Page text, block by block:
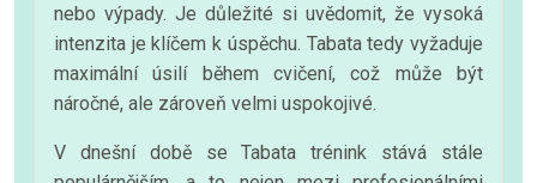
nebo výpady. Je důležité si uvědomit, že vysoká
intenzita je klíčem k úspěchu. Tabata tedy vyžaduje
maximální úsilí během cvičení, což může být
náročné, ale zároveň velmi uspokojivé.
V dnešní době se Tabata trénink stává stále